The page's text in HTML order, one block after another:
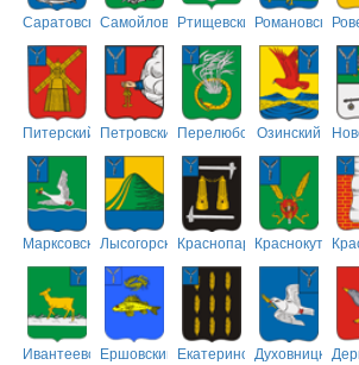
СаратовскийСамойловскийРтищевскийРомановский
Питерский ПетровскийПерелюбскийОзинский
МарксовскийЛысогорскийКраснопартизанский
Краснокутский
ИвантеевскийЕршовский ЕкатериновскийДуховницкий